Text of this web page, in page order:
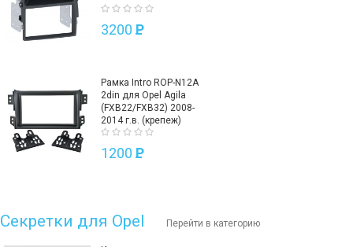
3200 P
Рамка Intro ROP-N12A
2din для Opel Agila
(FXB22/FXB32) 2008-
2014 г.в. (крепеж)
1200 P
Секретки для Opel Перейти в категорию